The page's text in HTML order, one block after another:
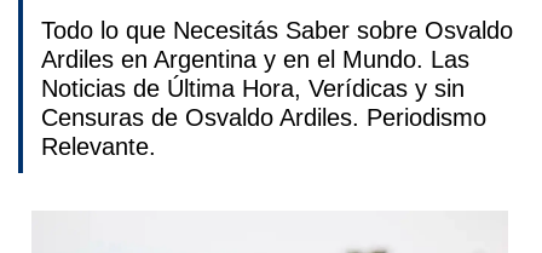
Todo lo que Necesitás Saber sobre Osvaldo
Ardiles en Argentina y en el Mundo. Las
Noticias de Última Hora, Verídicas y sin
Censuras de Osvaldo Ardiles. Periodismo
Relevante.